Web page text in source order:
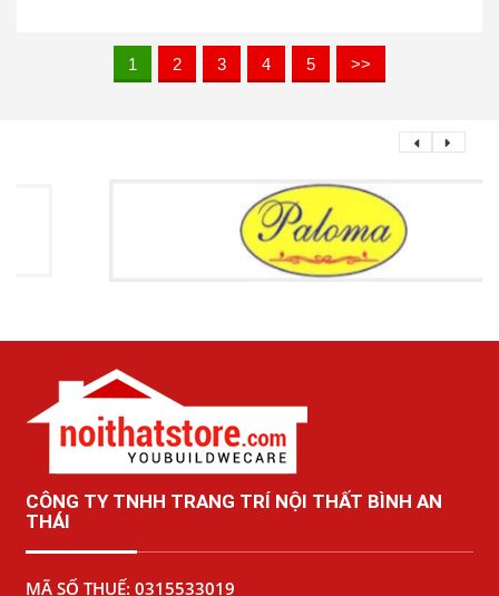
1 2 3 4 5 >>
CÔNG TY TNHH TRANG TRÍ NỘI THẤT BÌNH AN
THÁI
MÃ SỐ THUẾ: 0315533019